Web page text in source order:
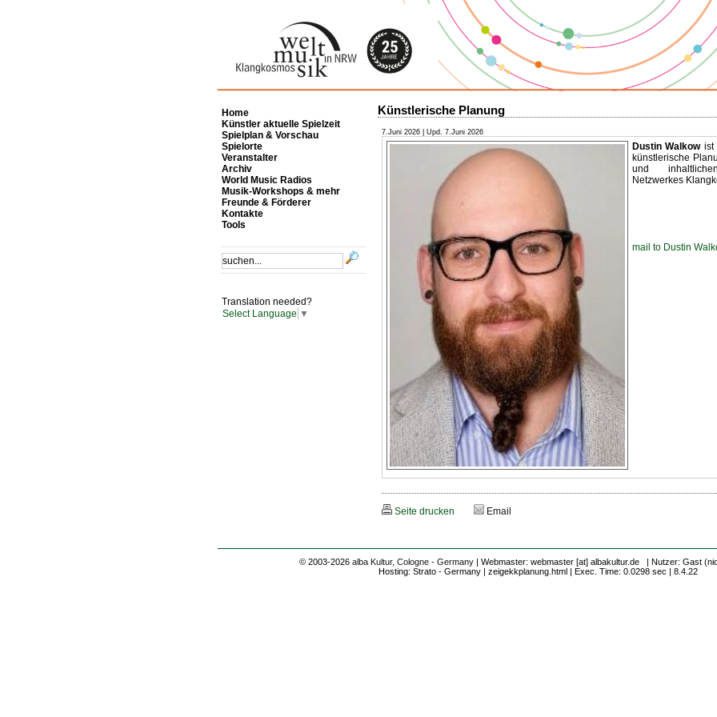
Home
Künstler aktuelle Spielzeit
Spielplan & Vorschau
Spielorte
Veranstalter
Archiv
World Music Radios
Musik-Workshops & mehr
Freunde & Förderer
Kontakte
Tools
Translation needed?
Select Language ▼
Künstlerische Planung
7.Juni 2026 | Upd. 7.Juni 2026
Dustin Walkowist
künstlerische
und
Netzwerkes
mail to Dustin
Seite drucken Email
© 2003-2026 alba Kultur, Cologne - Germany | Webmaster: webmaster [at] albakultur.de | Nutzer: Gast
Hosting: Strato - Germany | zeigekkplanung.html | Exec. Time: 0.0298 sec | 8.4.22